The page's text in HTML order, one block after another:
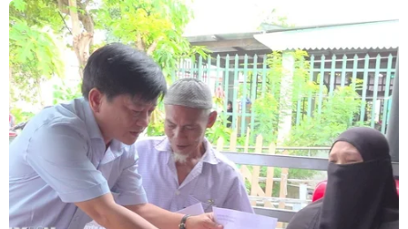
06/08/2026 10:42
Chiêm ngưỡng vẻ đẹp kỳ vĩ
trên cung đường ven biển Khánh
Hòa
06/08/2026 09:40
Hà Nội tăng tốc thi công